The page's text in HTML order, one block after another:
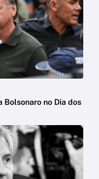
Bolsonaro no Dia dos